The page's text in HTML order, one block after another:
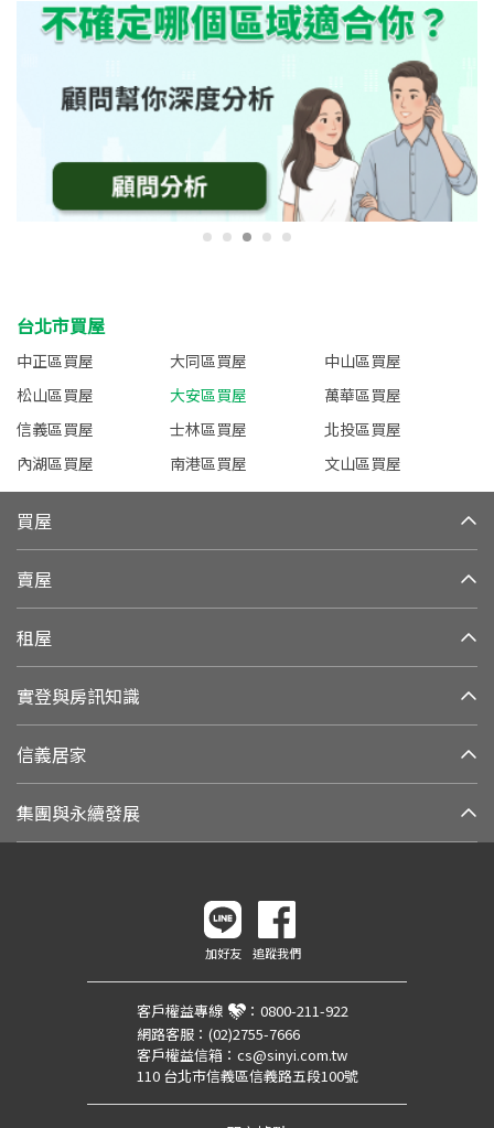
台北市買屋
中正區買屋 大同區買屋
中山區買屋
松山區買屋
大安區買屋
萬華區買屋
信義區買屋
士林區買屋
北投區買屋
內湖區買屋
南港區買屋 文山區買屋
買屋
賣屋
租屋
實登與房訊知識
信義居家
集團與永續發展
加好友 追蹤我們
客戶權益專線 ： 0800-211-922
網路客服： (02)2755-7666
客戶權益信箱： cs@sinyi.com.tw
110 台北市信義區信義路五段100號